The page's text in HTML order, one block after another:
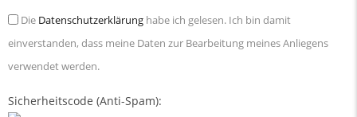
Die Datenschutzerklärung habe ich gelesen. Ich bin damit
einverstanden, dass meine Daten zur Bearbeitung meines Anliegens
verwendet werden.
Sicherheitscode (Anti-Spam):